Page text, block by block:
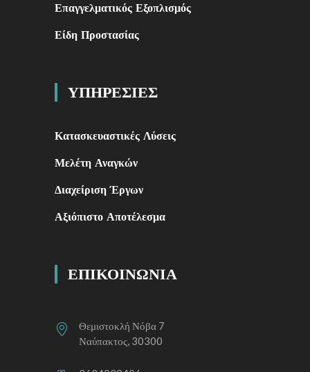
Επαγγελματικός Εξοπλισμός
Είδη Προστασίας
ΥΠΗΡΕΣΙΕΣ
Κατασκευαστικές Λύσεις
Μελέτη Αναγκών
Διαχείριση Έργων
Αξιόπιστο Αποτέλεσμα
ΕΠΙΚΟΙΝΩΝΙΑ
Θεμιστοκλή Νόβα 7
Ναύπακτος, 30300